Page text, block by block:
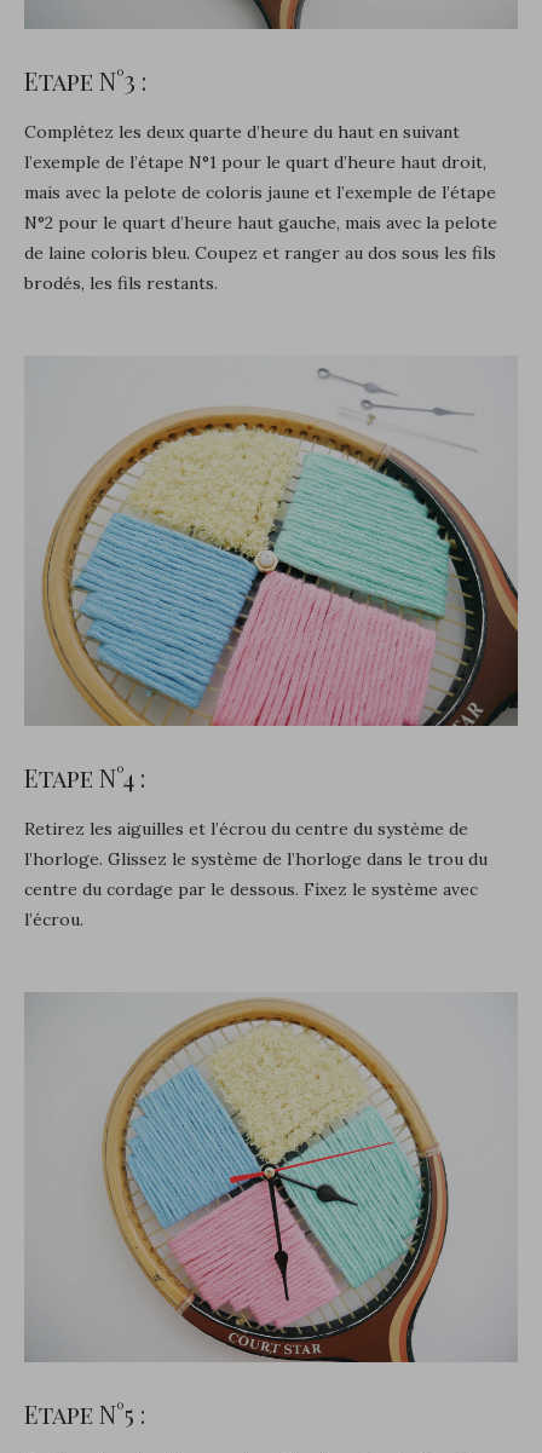
Etape N°3 :
Complétez les deux quarte d’heure du haut en suivant
l’exemple de l’étape N°1 pour le quart d’heure haut droit,
mais avec la pelote de coloris jaune et l’exemple de l’étape
N°2 pour le quart d’heure haut gauche, mais avec la pelote
de laine coloris bleu. Coupez et ranger au dos sous les fils
brodés, les fils restants.
Etape N°4 :
Retirez les aiguilles et l’écrou du centre du système de
l’horloge. Glissez le système de l’horloge dans le trou du
centre du cordage par le dessous. Fixez le système avec
l’écrou.
Etape N°5 :